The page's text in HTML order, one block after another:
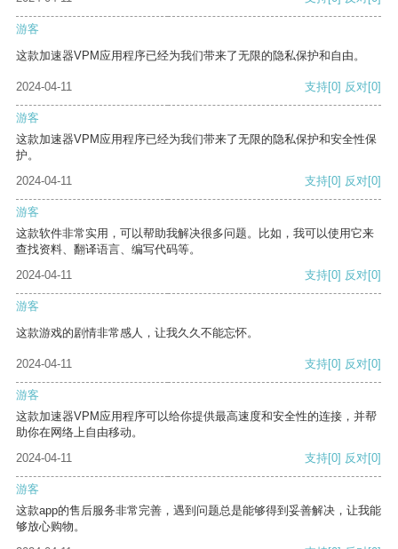
游客
这款加速器VPM应用程序已经为我们带来了无限的隐私保护和自由。
2024-04-11 支持[0] 反对[0]
游客
这款加速器VPM应用程序已经为我们带来了无限的隐私保护和安全性保
护。
2024-04-11
支持[0] 反对[0]
游客
这款软件非常实用，可以帮助我解决很多问题。比如，我可以使用它来
查找资料、翻译语言、编写代码等。
2024-04-11
支持[0] 反对[0]
游客
这款游戏的剧情非常感人，让我久久不能忘怀。
2024-04-11 支持[0] 反对[0]
游客
这款加速器VPM应用程序可以给你提供最高速度和安全性的连接，并帮
助你在网络上自由移动。
2024-04-11
支持[0] 反对[0]
游客
这款app的售后服务非常完善，遇到问题总是能够得到妥善解决，让我能
够放心购物。